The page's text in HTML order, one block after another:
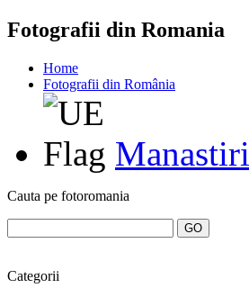
Fotografii din Romania
Home
Fotografii din România
Manastiri
Cauta pe fotoromania
Categorii